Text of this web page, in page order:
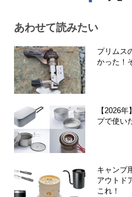
あわせて読みたい
プリムス
かった！
【2026
プで使い
キャンプ
アウトド
これ！